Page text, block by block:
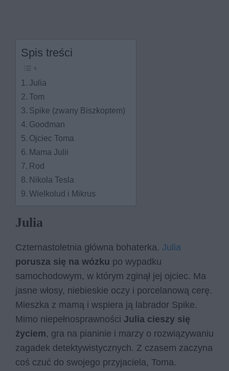
Spis treści
Julia
Tom
Spike (zwany Biszkoptem)
Goodman
Ojciec Toma
Mama Julii
Rod
Nikola Tesla
Wielkolud i Mikrus
Julia
Czternastoletnia główna bohaterka. Julia
porusza się na wózku po wypadku
samochodowym, w którym zginął jej ojciec. Ma
jasne włosy, niebieskie oczy i porcelanową cerę.
Mieszka z mamą i wspiera ją labrador Spike.
Mimo niepełnosprawności Julia cieszy się
życiem, gra na pianinie i marzy o rozwiązywaniu
zagadek detektywistycznych. Z czasem zaczyna
coś czuć do swojego przyjaciela, Toma.